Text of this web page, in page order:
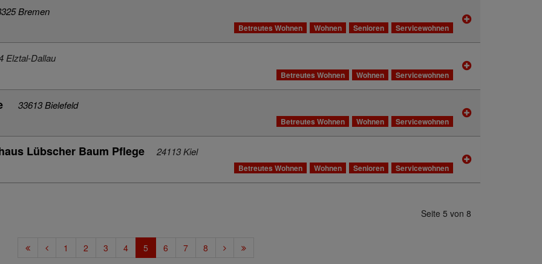
Bremen
Betreutes Wohnen Wohnen Senioren Servicewohnen
Elztal-Dallau
Betreutes Wohnen Wohnen Servicewohnen
33613 Bielefeld
Betreutes Wohnen Wohnen Servicewohnen
Lübscher Baum Pflege 24113 Kiel
Betreutes Wohnen Wohnen Senioren Servicewohnen
Seite 5 von 8
1 2 3 4 5 6 7 8